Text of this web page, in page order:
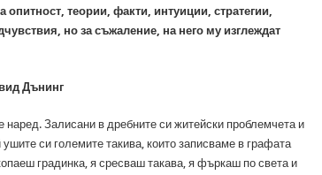
теории, факти, интуиции, стратегии,
но за съжаление, на него му изглеждат
Дънинг
наред. Залисани в дребните си житейски проблемчета и
си големите такива, които записваме в графата
градинка, я сресваш такава, я фъркаш по света и